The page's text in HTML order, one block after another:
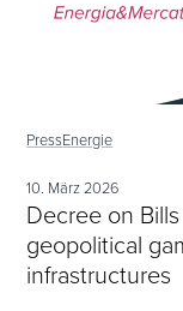
PressEnergie
10. März 2026
Decree on
geopolitical
infrastructures